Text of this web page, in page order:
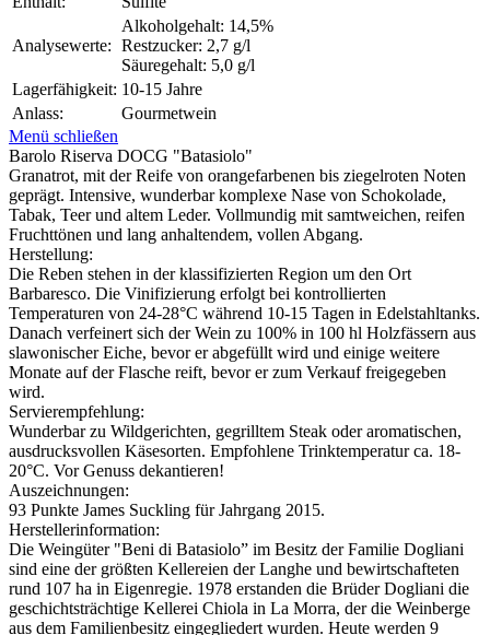
Analysewerte:
Alkoholgehalt: 14,5%
Restzucker: 2,7 g/l
Säuregehalt: 5,0 g/l
Lagerfähigkeit: 10-15 Jahre
Anlass:
Gourmetwein
Menü schließen
Barolo Riserva DOCG "Batasiolo"
Granatrot, mit der Reife von orangefarbenen bis ziegelroten Noten
geprägt. Intensive, wunderbar komplexe Nase von Schokolade,
Tabak, Teer und altem Leder. Vollmundig mit samtweichen, reifen
Fruchttönen und lang anhaltendem, vollen Abgang.
Herstellung:
Die Reben stehen in der klassifizierten Region um den Ort
Barbaresco. Die Vinifizierung erfolgt bei kontrollierten
Temperaturen von 24-28°C während 10-15 Tagen in Edelstahltanks.
Danach verfeinert sich der Wein zu 100% in 100 hl Holzfässern aus
slawonischer Eiche, bevor er abgefüllt wird und einige weitere
Monate auf der Flasche reift, bevor er zum Verkauf freigegeben
wird.
Servierempfehlung:
Wunderbar zu Wildgerichten, gegrilltem Steak oder aromatischen,
ausdrucksvollen Käsesorten. Empfohlene Trinktemperatur ca. 18-
20°C. Vor Genuss dekantieren!
Auszeichnungen:
93 Punkte James Suckling für Jahrgang 2015.
Herstellerinformation:
Die Weingüter "Beni di Batasiolo” im Besitz der Familie Dogliani
sind eine der größten Kellereien der Langhe und bewirtschafteten
rund 107 ha in Eigenregie. 1978 erstanden die Brüder Dogliani die
geschichtsträchtige Kellerei Chiola in La Morra, der die Weinberge
aus dem Familienbesitz eingegliedert wurden. Heute werden 9